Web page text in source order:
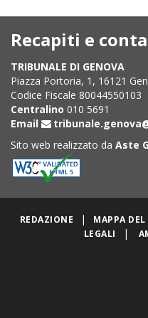
Recapiti e
TRIBUNALE DI GENOVA
Piazza Portoria, 1, 16121
Codice Fiscale 80044550103
Centralino 010 5691
Email
Sito web realizzato da Aste
REDAZIONE | MAPPA DEL
LEGALI
|